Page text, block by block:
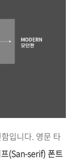
입니다. 영문 타
(San-serif) 폰트